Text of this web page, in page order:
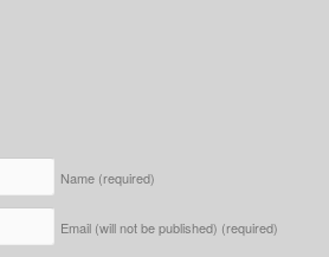
Name (required)
Email (will not be published) (required)